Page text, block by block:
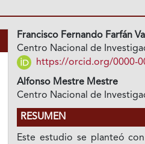
Francisco Fernando Farfán
Centro Nacional de
https://orcid.org/0000-
Alfonso Mestre Mestre
Centro Nacional de
RESUMEN
Este estudio se planteó